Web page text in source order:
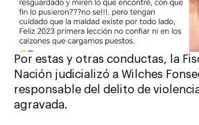
Por estas y otras conductas, la
Nación judicializó a Wilches
responsable del delito de
agravada.